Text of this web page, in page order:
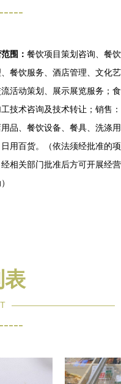
围： 餐饮项目策划咨询、餐饮
餐饮服务、酒店管理、文化艺
活动策划、展示展览服务；食
技术咨询及技术转让；销售：
品、餐饮设备、餐具、洗涤用
用百货。（依法须经批准的项
经相关部门批准后方可开展经营
表